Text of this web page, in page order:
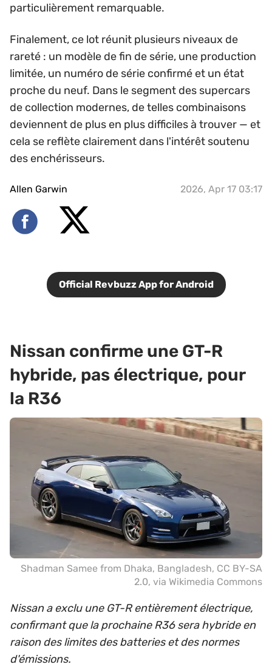
particulièrement remarquable.
Finalement, ce lot réunit plusieurs niveaux de
rareté : un modèle de fin de série, une production
limitée, un numéro de série confirmé et un état
proche du neuf. Dans le segment des supercars
de collection modernes, de telles combinaisons
deviennent de plus en plus difficiles à trouver — et
cela se reflète clairement dans l'intérêt soutenu
des enchérisseurs.
Allen Garwin 2026, Apr 17 03:17
Official Revbuzz App for Android
Nissan confirme une GT-R
hybride, pas électrique, pour
la R36
Shadman Samee from Dhaka, Bangladesh, CC BY-SA
2.0, via Wikimedia Commons
Nissan a exclu une GT-R entièrement électrique,
confirmant que la prochaine R36 sera hybride en
raison des limites des batteries et des normes
d'émissions.